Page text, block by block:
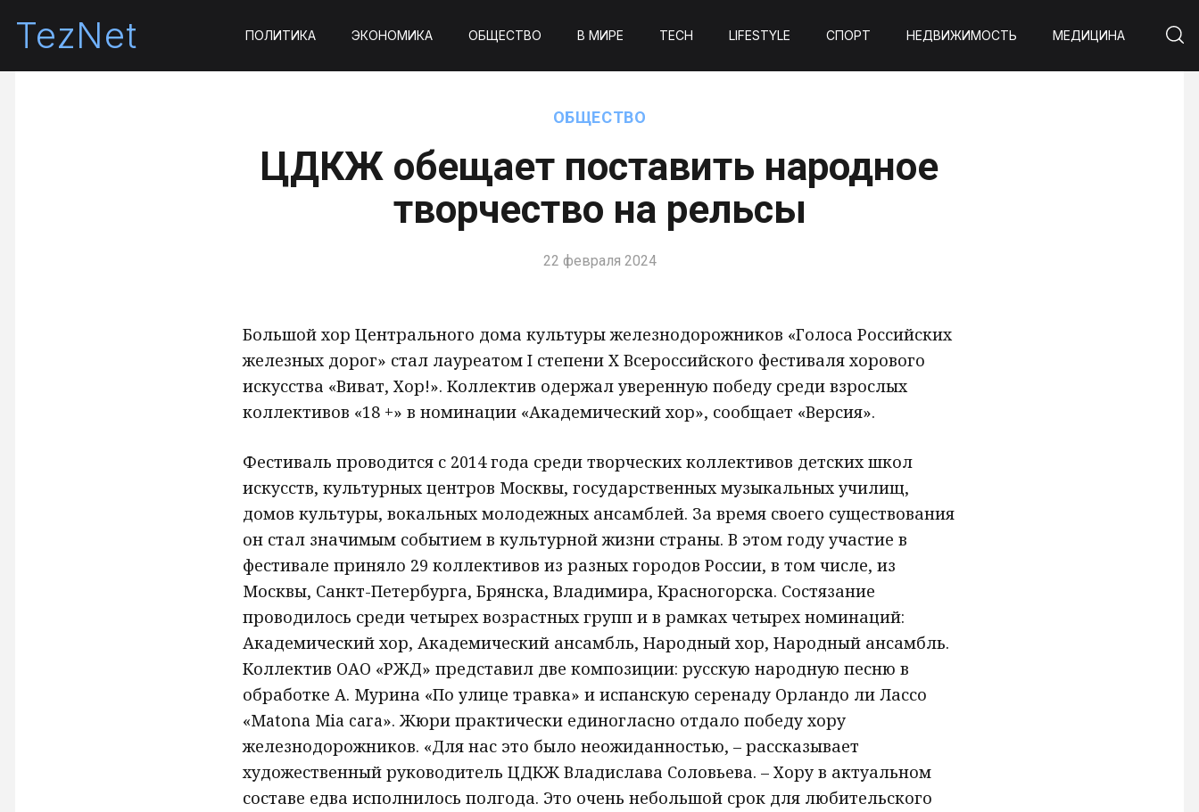
TezNet ПОЛИТИКА ЭКОНОМИКА ОБЩЕСТВО В МИРЕ TECH LIFESTYLE СПОРТ НЕДВИЖИМОСТЬ МЕДИЦИНА
ОБЩЕСТВО
ЦДКЖ обещает поставить народное
творчество на рельсы
22 февраля 2024
Большой хор Центрального дома культуры железнодорожников «Голоса Российских
железных дорог» стал лауреатом I степени X Всероссийского фестиваля хорового
искусства «Виват, Хор!». Коллектив одержал уверенную победу среди взрослых
коллективов «18 +» в номинации «Академический хор», сообщает «Версия».
Фестиваль проводится с 2014 года среди творческих коллективов детских школ
искусств, культурных центров Москвы, государственных музыкальных училищ,
домов культуры, вокальных молодежных ансамблей. За время своего существования
он стал значимым событием в культурной жизни страны. В этом году участие в
фестивале приняло 29 коллективов из разных городов России, в том числе, из
Москвы, Санкт-Петербурга, Брянска, Владимира, Красногорска. Состязание
проводилось среди четырех возрастных групп и в рамках четырех номинаций:
Академический хор, Академический ансамбль, Народный хор, Народный ансамбль.
Коллектив ОАО «РЖД» представил две композиции: русскую народную песню в
обработке А. Мурина «По улице травка» и испанскую серенаду Орландо ли Лассо
«Matona Mia cara». Жюри практически единогласно отдало победу хору
железнодорожников. «Для нас это было неожиданностью, – рассказывает
художественный руководитель ЦДКЖ Владислава Соловьева. – Хору в актуальном
составе едва исполнилось полгода. Это очень небольшой срок для любительского